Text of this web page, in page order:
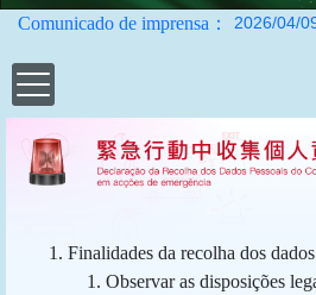
Comunicado de imprensa：
a polícia e a população
dos novos bombeiros 2026/04/
Finalidades da recolha dos
Observar as disposições